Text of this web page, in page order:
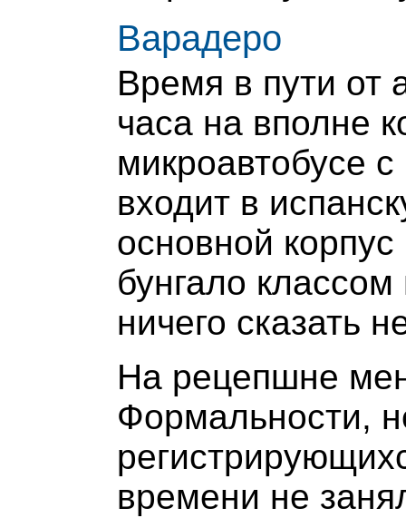
Варадеро
Время в пути от
часа на вполне
микроавтобусе
входит в
основной
бунгало
ничего сказать
На рецепшне
Формальности,
времени не